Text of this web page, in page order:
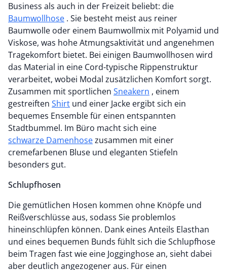
Business als auch in der Freizeit beliebt: die
Baumwollhose . Sie besteht meist aus reiner
Baumwolle oder einem Baumwollmix mit Polyamid und
Viskose, was hohe Atmungsaktivität und angenehmen
Tragekomfort bietet. Bei einigen Baumwollhosen wird
das Material in eine Cord-typische Rippenstruktur
verarbeitet, wobei Modal zusätzlichen Komfort sorgt.
Zusammen mit sportlichen Sneakern , einem
gestreiften Shirt
bequemes Ensemble für einen entspannten
Stadtbummel. Im Büro macht sich eine
schwarze Damenhose
cremefarbenen Bluse und eleganten Stiefeln
besonders gut.
Schlupfhosen
Die gemütlichen Hosen kommen ohne Knöpfe und
Reißverschlüsse aus, sodass Sie problemlos
hineinschlüpfen können. Dank eines Anteils Elasthan
und eines bequemen Bunds fühlt sich die Schlupfhose
beim Tragen fast wie eine Jogginghose an, sieht dabei
aber deutlich angezogener aus. Für einen